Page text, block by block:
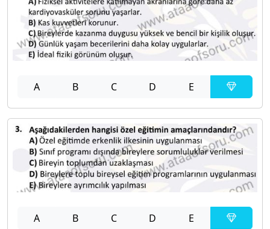
A B C D E
A B C D E